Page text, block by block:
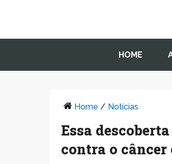
HOME
Home / Notícias
Essa
contra o câncer